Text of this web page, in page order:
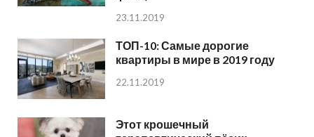
23.11.2019
ТОП-10: Самые дорогие
квартиры в мире в 2019 году
22.11.2019
Этот крошечный